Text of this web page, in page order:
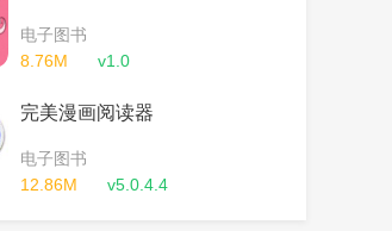
电子图书
8.76M
v1.0
完美漫画阅读器
电子图书
12.86M
v5.0.4.4